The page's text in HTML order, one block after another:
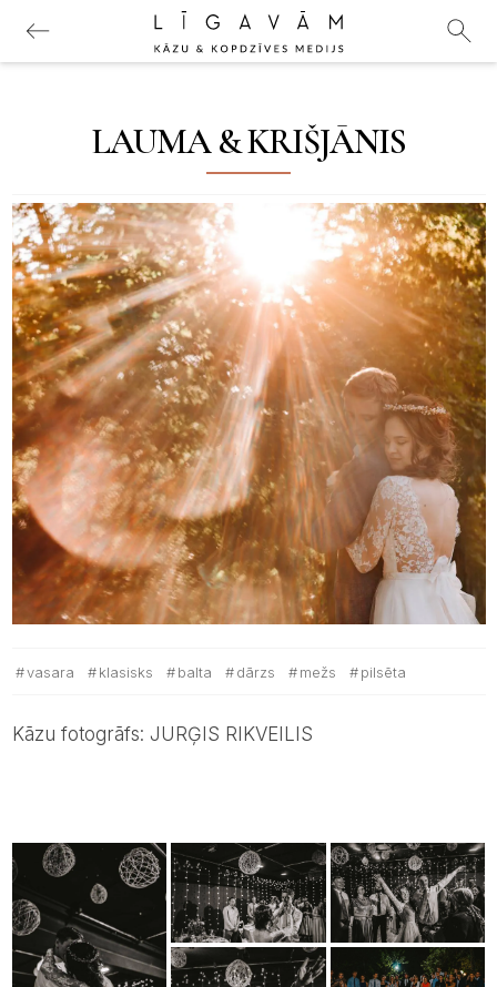
LAUMA & KRIŠJĀNIS
vasara klasisks balta dārzs mežs pilsēta
Kāzu fotogrāfs: JURĢIS RIKVEILIS